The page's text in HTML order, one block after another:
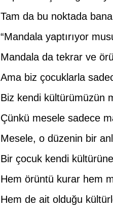
Tam da bu noktada
“Mandala yaptırıyor
Mandala da tekrar ve
Ama biz çocuklarla
Biz kendi kültürümüzün
Çünkü mesele sadece
Mesele, o düzenin bir
Bir çocuk kendi
Hem örüntü kurar hem
Hem de ait olduğu